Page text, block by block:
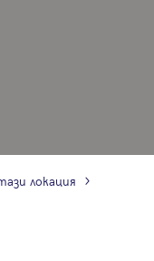
локация